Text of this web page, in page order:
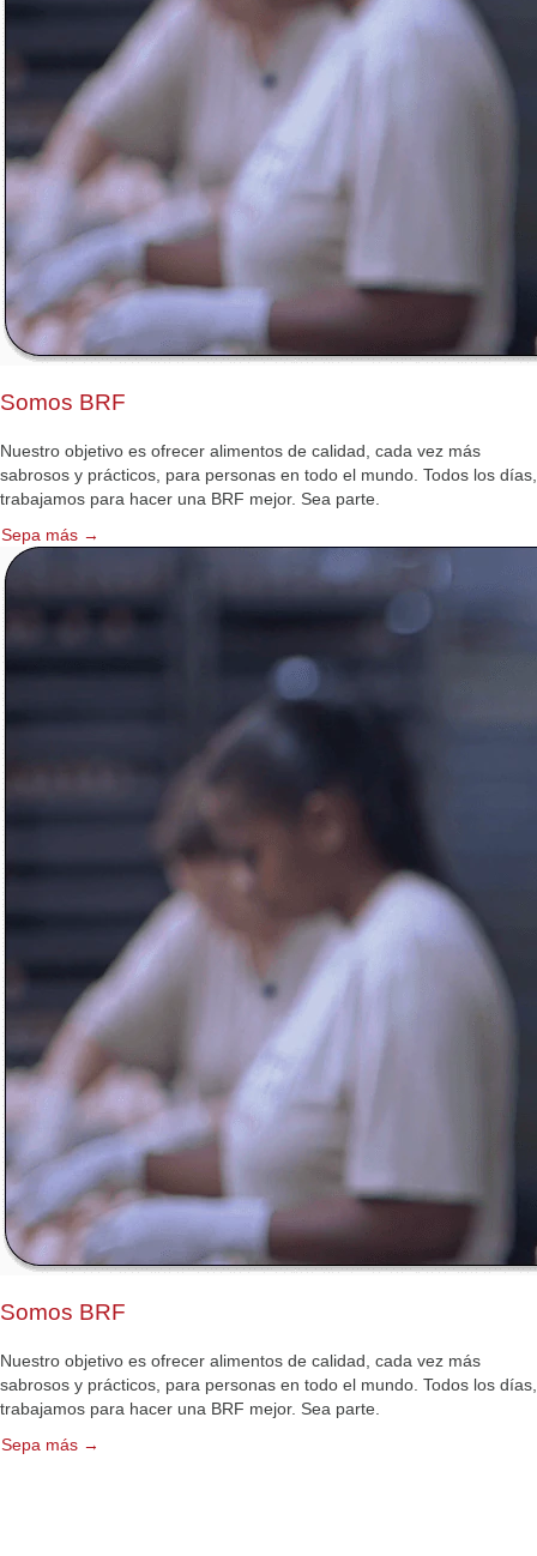
Somos BRF
Nuestro objetivo es ofrecer alimentos de calidad, cada vez más
sabrosos y prácticos, para personas en todo el mundo. Todos los días,
trabajamos para hacer una BRF mejor. Sea parte.
Sepa más →
Somos BRF
Nuestro objetivo es ofrecer alimentos de calidad, cada vez más
sabrosos y prácticos, para personas en todo el mundo. Todos los días,
trabajamos para hacer una BRF mejor. Sea parte.
Sepa más →